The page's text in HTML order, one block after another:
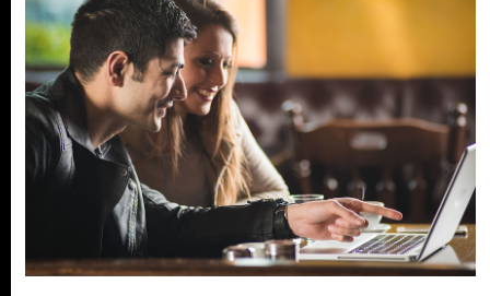
NVM Voorwaarden Consument
NVM Voorwaarden
Professionele Opdrachtgevers
Hypotheek
Verzekeren
Links
Ibiza Real Estate BDK
NieuwWonenUtrecht
Zuijdplas | De Keizer